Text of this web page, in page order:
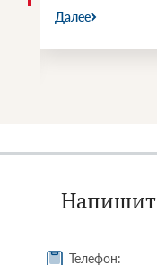
Далее
Телефон: